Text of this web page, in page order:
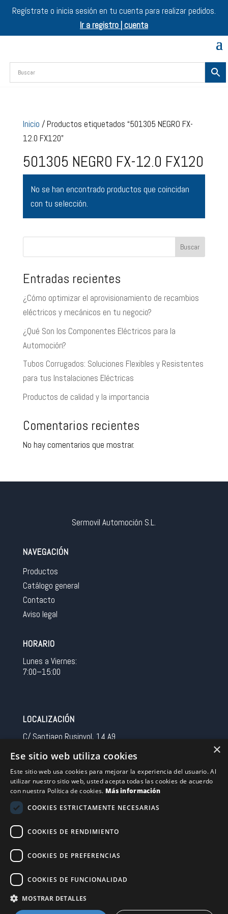
Regístrate o inicia sesión en tu cuenta para realizar pedidos.
Ir a registro | cuenta
Inicio / Productos etiquetados “501305 NEGRO FX-
12.0 FX120”
501305 NEGRO FX-12.0 FX120
No se han encontrado productos que coincidan
con tu selección.
Buscar
Entradas recientes
¿Cómo optimizar el aprovisionamiento de recambios
eléctricos y mecánicos en tu negocio?
¿Qué Son los Componentes Eléctricos para la
Automoción?
Tubos Corrugados: Soluciones Flexibles y Resistentes
para tus Instalaciones Eléctricas
Productos de calidad y la importancia
Comentarios recientes
No hay comentarios que mostrar.
Sermovil Automoción S.L.
NAVEGACIÓN
Productos
Catálogo general
Contacto
Aviso legal
HORARIO
Lunes a Viernes:
7:00–15:00
LOCALIZACIÓN
C/ Santiago Rusinyol, 14 A9
Spain
CONTACTO
Tel 0034 93 713 37 30
sermovil@sertronic.es
Acceso intranet para representantes
×
Ese sitio web utiliza cookies
Este sitio web usa cookies para mejorar la experiencia del usuario. Al
utilizar nuestro sitio web, usted acepta todas las cookies de acuerdo
con nuestra Política de cookies. Más información
COOKIES ESTRICTAMENTE NECESARIAS
COOKIES DE RENDIMIENTO
COOKIES DE PREFERENCIAS
COOKIES DE FUNCIONALIDAD
MOSTRAR DETALLES